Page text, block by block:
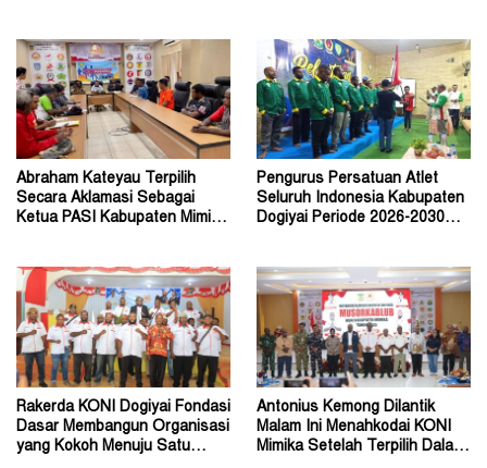
Abraham Kateyau Terpilih
Secara Aklamasi Sebagai
Ketua PASI Kabupaten Mimika
Pengurus Persatuan Atlet
Seluruh Indonesia Kabupaten
Dogiyai Periode 2026-2030
Rakerda KONI Dogiyai Fondasi
Dasar Membangun Organisasi
yang Kokoh Menuju Satu
Antonius Kemong Dilantik
Malam Ini Menahkodai KONI
Mimika Setelah Terpilih Dalam